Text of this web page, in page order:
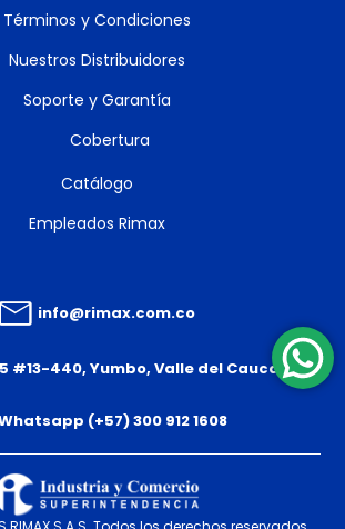
Términos y Condiciones
Nuestros Distribuidores
Soporte y Garantía
Cobertura
Catálogo
Empleados Rimax
info@rimax.com.co
#13-440, Yumbo, Valle del Cauca
(+57) 300 912 1608